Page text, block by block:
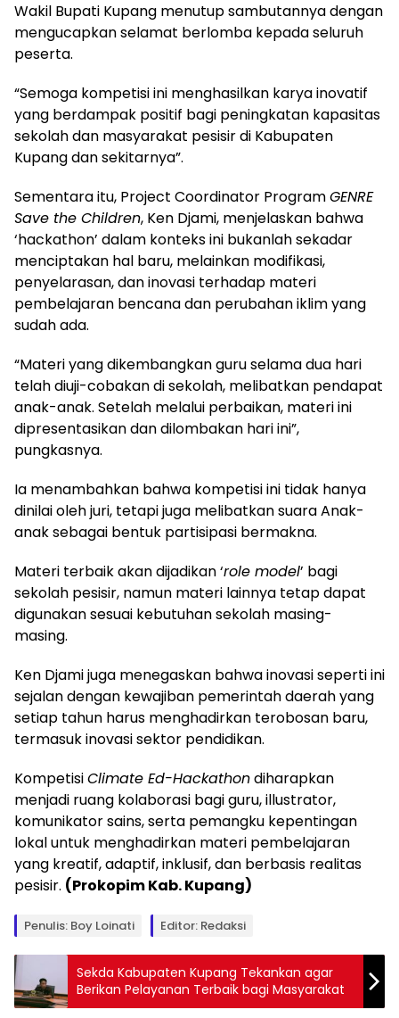
Wakil Bupati Kupang menutup sambutannya dengan
mengucapkan selamat berlomba kepada seluruh
peserta.
“Semoga kompetisi ini menghasilkan karya inovatif
yang berdampak positif bagi peningkatan kapasitas
sekolah dan masyarakat pesisir di Kabupaten
Kupang dan sekitarnya”.
Sementara itu, Project Coordinator ProgramGENRE
Save the Children, Ken Djami, menjelaskan bahwa
‘hackathon’ dalam konteks ini bukanlah sekadar
menciptakan hal baru, melainkan modifikasi,
penyelarasan, dan inovasi terhadap materi
pembelajaran bencana dan perubahan iklim yang
sudah ada.
“Materi yang dikembangkan guru selama dua hari
telah diuji-cobakan di sekolah, melibatkan pendapat
anak-anak. Setelah melalui perbaikan, materi ini
dipresentasikan dan dilombakan hari ini”,
pungkasnya.
Ia menambahkan bahwa kompetisi ini tidak hanya
dinilai oleh juri, tetapi juga melibatkan suara Anak-
anak sebagai bentuk partisipasi bermakna.
Materi terbaik akan dijadikan ‘role model’ bagi
sekolah pesisir, namun materi lainnya tetap dapat
digunakan sesuai kebutuhan sekolah masing-
masing.
Ken Djami juga menegaskan bahwa inovasi seperti ini
sejalan dengan kewajiban pemerintah daerah yang
setiap tahun harus menghadirkan terobosan baru,
termasuk inovasi sektor pendidikan.
KompetisiClimate Ed-Hackathondiharapkan
menjadi ruang kolaborasi bagi guru, illustrator,
komunikator sains, serta pemangku kepentingan
lokal untuk menghadirkan materi pembelajaran
yang kreatif, adaptif, inklusif, dan berbasis realitas
pesisir. (Prokopim Kab. Kupang)
Penulis: Boy Loinati Editor: Redaksi
Sekda Kabupaten Kupang Tekankan agar
Berikan Pelayanan Terbaik bagi Masyarakat